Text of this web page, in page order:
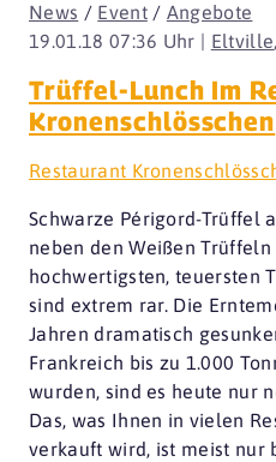
19.01.18 07:36 Uhr | Eltville,
News / Event/ Angebote
Trüffel-Lunch Im
Kronenschlösschen
Restaurant
Schwarze Périgord-Trüffel
neben den Weißen
hochwertigsten, teuersten
sind extrem rar. Die
Jahren dramatisch
Frankreich bis zu 1.000
wurden, sind es heute nur
Das, was Ihnen in vielen
verkauft wird, ist meist nur